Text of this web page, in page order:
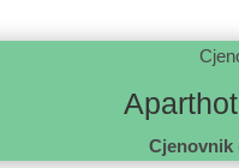
Cjenovnik